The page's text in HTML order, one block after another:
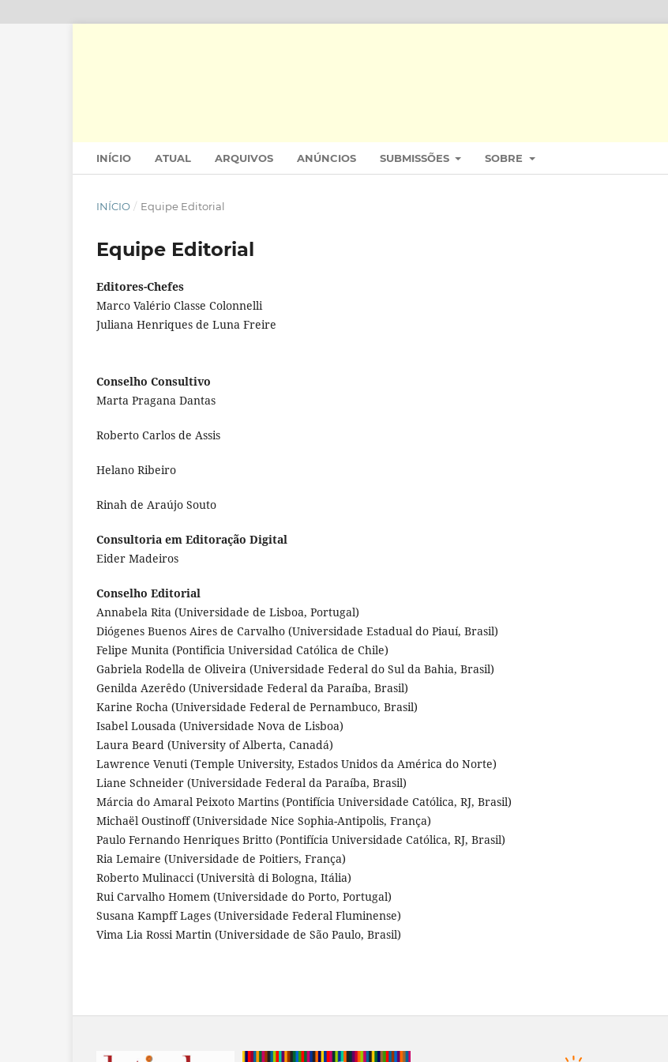
INÍCIO ATUAL ARQUIVOS ANÚNCIOS SUBMISSÕES SOBRE
INÍCIO / Equipe Editorial
Equipe Editorial
Editores-Chefes
Marco Valério Classe Colonnelli
Juliana Henriques de Luna Freire
Conselho Consultivo
Marta Pragana Dantas
Roberto Carlos de Assis
Helano Ribeiro
Rinah de Araújo Souto
Consultoria em Editoração Digital
Eider Madeiros
Conselho Editorial
Annabela Rita (Universidade de Lisboa, Portugal)
Diógenes Buenos Aires de Carvalho (Universidade Estadual do Piauí, Brasil)
Felipe Munita (Pontificia Universidad Católica de Chile)
Gabriela Rodella de Oliveira (Universidade Federal do Sul da Bahia, Brasil)
Genilda Azerêdo (Universidade Federal da Paraíba, Brasil)
Karine Rocha (Universidade Federal de Pernambuco, Brasil)
Isabel Lousada (Universidade Nova de Lisboa)
Laura Beard (University of Alberta, Canadá)
Lawrence Venuti (Temple University, Estados Unidos da América do Norte)
Liane Schneider (Universidade Federal da Paraíba, Brasil)
Márcia do Amaral Peixoto Martins (Pontifícia Universidade Católica, RJ, Brasil)
Michaël Oustinoff (Universidade Nice Sophia-Antipolis, França)
Paulo Fernando Henriques Britto (Pontifícia Universidade Católica, RJ, Brasil)
Ria Lemaire (Universidade de Poitiers, França)
Roberto Mulinacci (Università di Bologna, Itália)
Rui Carvalho Homem (Universidade do Porto, Portugal)
Susana Kampff Lages (Universidade Federal Fluminense)
Vima Lia Rossi Martin (Universidade de São Paulo, Brasil)